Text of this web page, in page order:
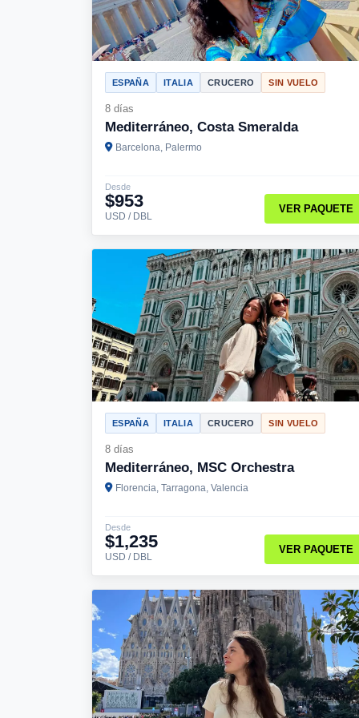
ESPAÑA ITALIA CRUCERO SIN VUELO
8 días
Mediterráneo, Costa Smeralda
Barcelona, Palermo
Desde
$953
USD / DBL
VER PAQUETE
ESPAÑA ITALIA CRUCERO SIN VUELO
8 días
Mediterráneo, MSC Orchestra
Florencia, Tarragona, Valencia
Desde
$1,235
USD / DBL
VER PAQUETE